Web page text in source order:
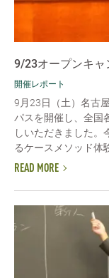
9/23オープンキャ
開催レポート
9月23日（土）名古
パスを開催し、全国
しいただきました。
るケースメソッド体
READ MORE